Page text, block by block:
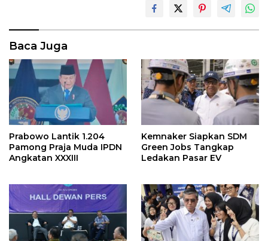
Baca Juga
Prabowo Lantik 1.204
Pamong Praja Muda IPDN
Angkatan XXXIII
Kemnaker Siapkan SDM
Green Jobs Tangkap
Ledakan Pasar EV